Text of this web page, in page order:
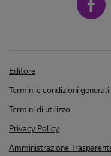
Editore
Termini e condizioni generali
Termini di utilizzo
Privacy Policy
Amministrazione